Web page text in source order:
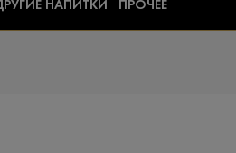
НАПИТКИ ПРОЧЕЕ